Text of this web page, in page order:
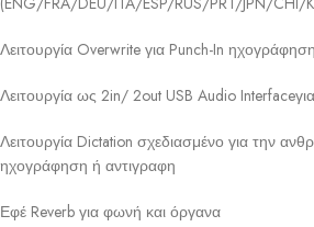
Λειτουργία Overwrite για Punch-In
Λειτουργία ως 2in/ 2out USB Audio
Λειτουργία Dictation σχεδιασμένο για την
ηχογράφηση ή αντιγραφη
Εφέ Reverb για φωνή και όργανα